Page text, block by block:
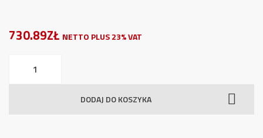
730.89ZŁ NETTO PLUS 23% VAT
Adapter
DODAJ DO KOSZYKA